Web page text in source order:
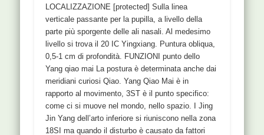
LOCALIZZAZIONE [protected] Sulla linea
verticale passante per la pupilla, a livello della
parte più sporgente delle ali nasali. Al medesimo
livello si trova il 20 IC Yingxiang. Puntura obliqua,
0,5-1 cm di profondità. FUNZIONI punto dello
Yang qiao mai La postura è determinata anche dai
meridiani curiosi Qiao. Yang Qiao Mai è in
rapporto al movimento, 3ST è il punto specifico:
come ci si muove nel mondo, nello spazio. I Jing
Jin Yang dell’arto inferiore si riuniscono nella zona
18SI ma quando il disturbo è causato da fattori